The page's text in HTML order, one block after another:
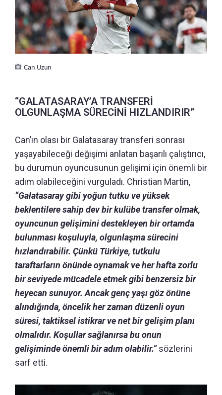
Can Uzun
“GALATASARAY’A TRANSFERİ
OLGUNLAŞMA SÜRECİNİ HIZLANDIRIR”
Can’ın olası bir Galatasaray transferi sonrası
yaşayabileceği değişimi anlatan başarılı çalıştırıcı,
bu durumun oyuncusunun gelişimi için önemli bir
adım olabileceğini vurguladı. Christian Martin,
“Galatasaray gibi yoğun tutku ve yüksek
beklentilere sahip dev bir kulübe transfer olmak,
oyuncunun gelişimini destekleyen bir ortamda
bulunması koşuluyla, olgunlaşma sürecini
hızlandırabilir. Çünkü Türkiye, tutkulu
taraftarların önünde oynamak ve her hafta zorlu
bir seviyede mücadele etmek gibi benzersiz bir
heyecan sunuyor. Ancak genç yaşı göz önüne
alındığında, öncelik her zaman düzenli oyun
süresi, taktiksel istikrar ve net bir gelişim planı
olmalıdır. Koşullar sağlanırsa bu onun
gelişiminde önemli bir adım olabilir.”sözlerini
sarf etti.